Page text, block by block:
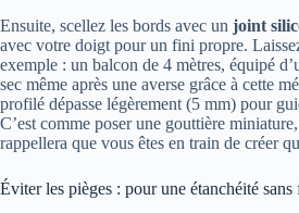
Ensuite, scellez les bords avec un joint
avec votre doigt pour un fini propre.
exemple : un balcon de 4 mètres, équipé
sec même après une averse grâce à cette
profilé dépasse légèrement (5 mm) pour
C’est comme poser une gouttière
rappellera que vous êtes en train de créer
Éviter les pièges : pour une étanchéité sans